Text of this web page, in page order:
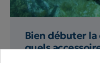
Bien débuter la
quels